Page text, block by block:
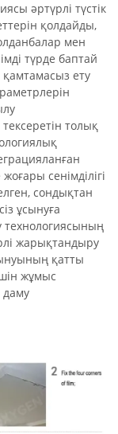
әртүрлі түстік
қолдайды,
мен
түрде баптай
ету
толық
сенімділігі
сондықтан
ұсынуға
технологиясының
жарықтандыру
қатты
жұмыс